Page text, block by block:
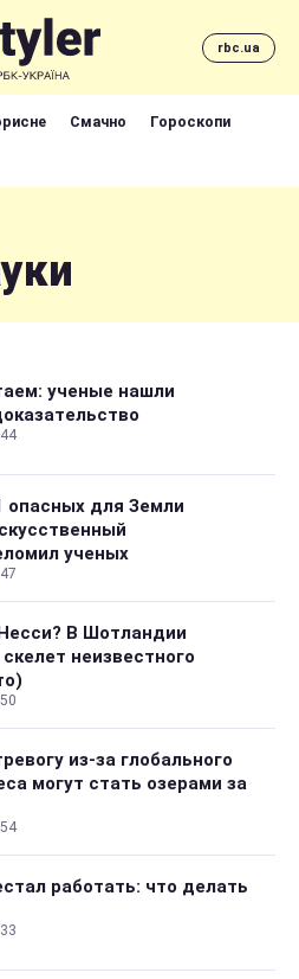
rbc.ua
Смачно Гороскопи
ученые нашли
опасных для Земли
ученых
В Шотландии
неизвестного
из-за глобального
могут стать озерами за
работать: что делать